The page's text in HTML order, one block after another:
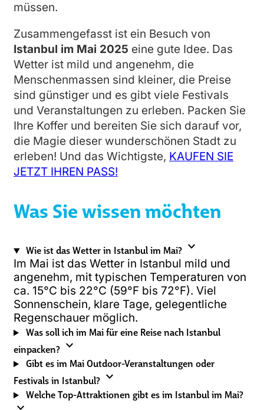
müssen.
Zusammengefasst ist ein Besuch von
Istanbul im Mai 2025 eine gute Idee. Das
Wetter ist mild und angenehm, die
Menschenmassen sind kleiner, die Preise
sind günstiger und es gibt viele Festivals
und Veranstaltungen zu erleben. Packen Sie
Ihre Koffer und bereiten Sie sich darauf vor,
die Magie dieser wunderschönen Stadt zu
erleben! Und das Wichtigste, KAUFEN SIE
JETZT IHREN PASS!
Was Sie wissen möchten
Wie ist das Wetter in Istanbul im Mai? expand_more
Im Mai ist das Wetter in Istanbul mild und
angenehm, mit typischen Temperaturen von
ca. 15°C bis 22°C (59°F bis 72°F). Viel
Sonnenschein, klare Tage, gelegentliche
Regenschauer möglich.
Was soll ich im Mai für eine Reise nach Istanbul
einpacken? expand_more
Gibt es im Mai Outdoor-Veranstaltungen oder
Festivals in Istanbul? expand_more
Welche Top-Attraktionen gibt es im Istanbul im Mai?